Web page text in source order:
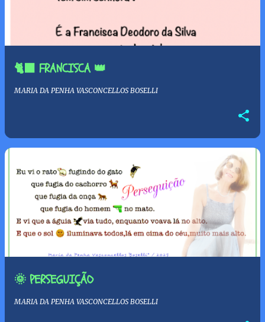
🐈‍⬛ FRANCISCA 👑
MARIA DA PENHA VASCONCELLOS BOSELLI
🌞 PERSEGUIÇÃO
MARIA DA PENHA VASCONCELLOS BOSELLI